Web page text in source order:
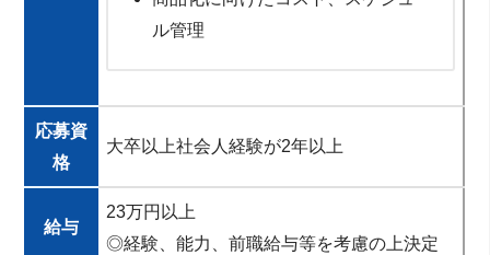
ル管理
応募資
格
大卒以上社会人経験が2年以上
給与
23万円以上
◎経験、能力、前職給与等を考慮の上決定